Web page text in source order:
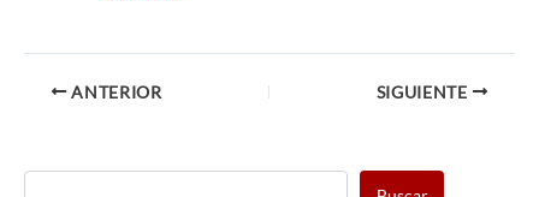
ANTERIOR SIGUIENTE